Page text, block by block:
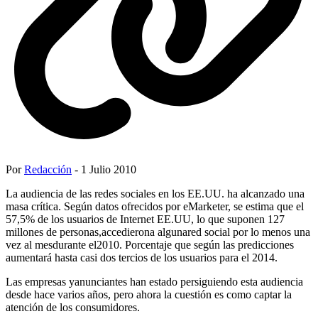
PorRedacción - 1 Julio 2010
La audiencia de las redes sociales en los EE.UU. ha alcanzado una
masa crítica. Según datos ofrecidos por eMarketer, se estima que el
57,5% de los usuarios de Internet EE.UU, lo que suponen 127
millones de personas,accedierona algunared social por lo menos una
vez al mesdurante el2010. Porcentaje que según las predicciones
aumentará hasta casi dos tercios de los usuarios para el 2014.
Las empresas yanunciantes han estado persiguiendo esta audiencia
desde hace varios años, pero ahora la cuestión es como captar la
atención de los consumidores.